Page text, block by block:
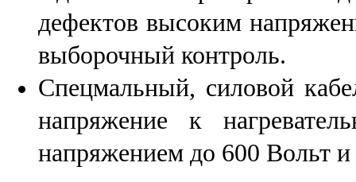
дефектов высоким
выборочный контроль.
Спецмальный, силовой
напряжение к
напряжением до 600 Вольт и